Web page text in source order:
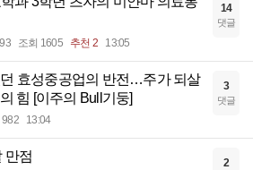
조회 1605 추천 2 13:05
14
댓글
효성중공업의 반전…주가 되살
의 힘 [이주의 Bull기둥]
982 13:04
3
댓글
만점 2